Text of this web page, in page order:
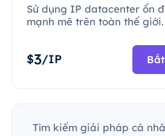
Sử dụng IP datacenter ổn
mạnh mẽ trên toàn thế giới.
$3/IP
Tìm kiếm giải pháp cá